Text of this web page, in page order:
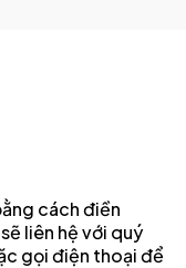
cách điền
liên hệ với quý
gọi điện thoại để